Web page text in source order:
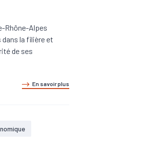
Rhône-Alpes
dans la filière et
de ses
En savoir plus